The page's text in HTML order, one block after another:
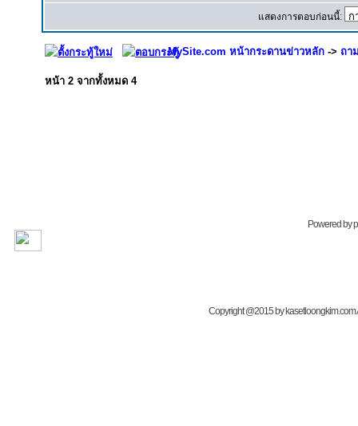
แสดงการตอบก่อนนี้:
MySite.com หน้ากระดานข่าวหลัก -> ถา
หน้า 2 จากทั้งหมด 4
Powered by
Copyright @2015 by kasetloongkim.com